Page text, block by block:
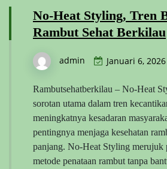
No-Heat Styling, Tren
Rambut Sehat Berkilau
admin Januari 6, 2026
Rambutsehatberkilau – No-Heat
sorotan utama dalam tren
meningkatnya kesadaran
pentingnya menjaga kesehatan
panjang. No-Heat Styling merujuk
metode penataan rambut tanpa